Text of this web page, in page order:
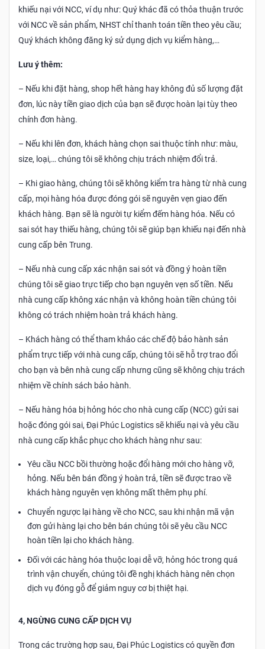
khiếu nại với NCC, ví dụ như: Quý khác đã có thỏa thuận trước
với NCC về sản phẩm, NHST chỉ thanh toán tiền theo yêu cầu;
Quý khách không đăng ký sử dụng dịch vụ kiểm hàng,…
Lưu ý thêm:
– Nếu khi đặt hàng, shop hết hàng hay không đủ số lượng đặt
đơn, lúc này tiền giao dịch của bạn sẽ được hoàn lại tùy theo
chính đơn hàng.
– Nếu khi lên đơn, khách hàng chọn sai thuộc tính như: màu,
size, loại,… chúng tôi sẽ không chịu trách nhiệm đổi trả.
– Khi giao hàng, chúng tôi sẽ không kiểm tra hàng từ nhà cung
cấp, mọi hàng hóa được đóng gói sẽ nguyên vẹn giao đến
khách hàng. Bạn sẽ là người tự kiểm đếm hàng hóa. Nếu có
sai sót hay thiếu hàng, chúng tôi sẽ giúp bạn khiếu nại đến nhà
cung cấp bên Trung.
– Nếu nhà cung cấp xác nhận sai sót và đồng ý hoàn tiền
chúng tôi sẽ giao trực tiếp cho bạn nguyên vẹn số tiền. Nếu
nhà cung cấp không xác nhận và không hoàn tiền chúng tôi
không có trách nhiệm hoàn trả khách hàng.
– Khách hàng có thể tham khảo các chế độ bảo hành sản
phẩm trực tiếp với nhà cung cấp, chúng tôi sẽ hỗ trợ trao đổi
cho bạn và bên nhà cung cấp nhưng cũng sẽ không chịu trách
nhiệm về chính sách bảo hành.
– Nếu hàng hóa bị hỏng hóc cho nhà cung cấp (NCC) gửi sai
hoặc đóng gói sai, Đại Phúc Logistics sẽ khiếu nại và yêu cầu
nhà cung cấp khắc phục cho khách hàng như sau:
Yêu cầu NCC bồi thường hoặc đổi hàng mới cho hàng vỡ,
hỏng. Nếu bên bán đồng ý hoàn trả, tiền sẽ được trao về
khách hàng nguyên vẹn không mất thêm phụ phí.
Chuyển ngược lại hàng về cho NCC, sau khi nhận mã vận
đơn gửi hàng lại cho bên bán chúng tôi sẽ yêu cầu NCC
hoàn tiền lại cho khách hàng.
Đối với các hàng hóa thuộc loại dễ vỡ, hỏng hóc trong quá
trình vận chuyển, chúng tôi đề nghị khách hàng nên chọn
dịch vụ đóng gỗ để giảm nguy cơ bị thiệt hại.
4, NGỪNG CUNG CẤP DỊCH VỤ
Trong các trường hợp sau, Đại Phúc Logisticscó quyền đơn